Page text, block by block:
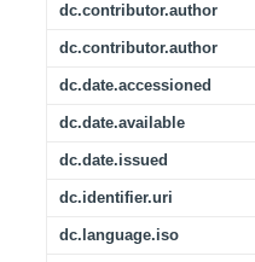
dc.contributor.author
dc.contributor.author
dc.date.accessioned
dc.date.available
dc.date.issued
dc.identifier.uri
dc.language.iso